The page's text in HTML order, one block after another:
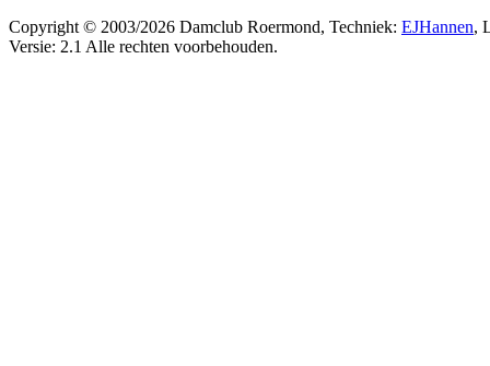
Copyright © 2003/2026 Damclub Roermond, Techniek: EJHannen,
Versie: 2.1 Alle rechten voorbehouden.